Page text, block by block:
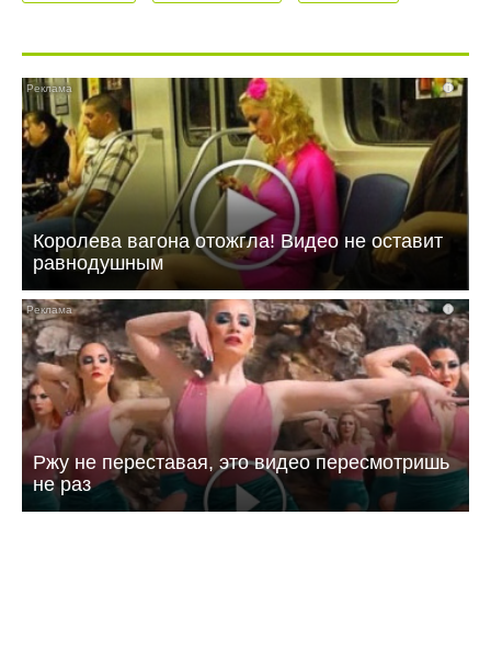
i
Королева вагона отожгла! Видео не оставит
равнодушным
i
Ржу не переставая, это видео пересмотришь
не раз